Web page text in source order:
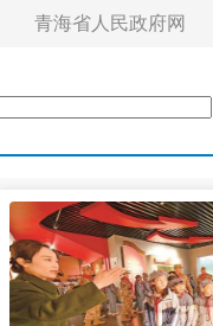
青海省人民政府网
】“针”功夫绣出幸福生活
的青春对话